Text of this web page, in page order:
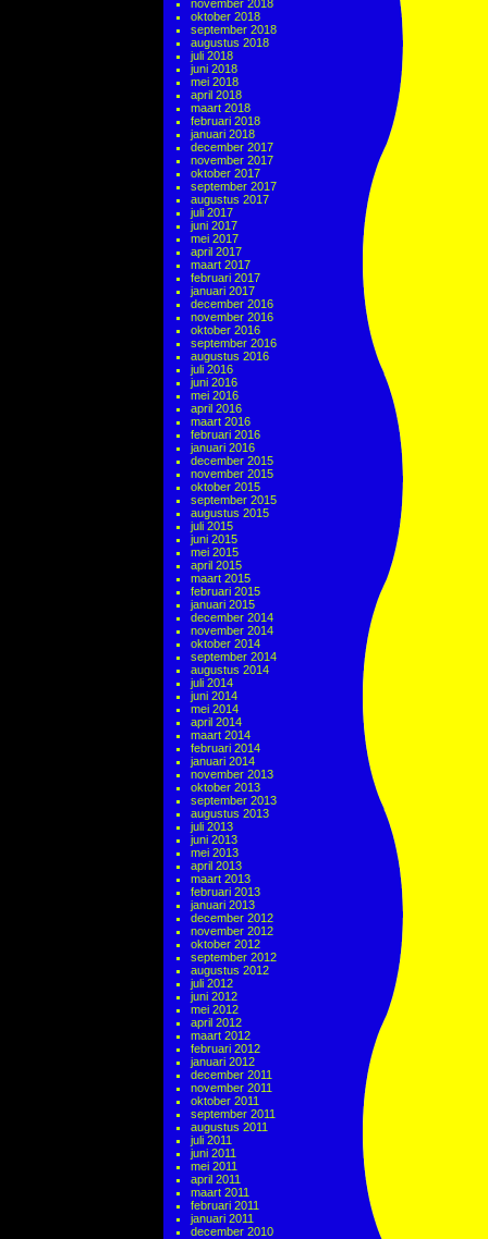
november 2018
oktober 2018
september 2018
augustus 2018
juli 2018
juni 2018
mei 2018
april 2018
maart 2018
februari 2018
januari 2018
december 2017
november 2017
oktober 2017
september 2017
augustus 2017
juli 2017
juni 2017
mei 2017
april 2017
maart 2017
februari 2017
januari 2017
december 2016
november 2016
oktober 2016
september 2016
augustus 2016
juli 2016
juni 2016
mei 2016
april 2016
maart 2016
februari 2016
januari 2016
december 2015
november 2015
oktober 2015
september 2015
augustus 2015
juli 2015
juni 2015
mei 2015
april 2015
maart 2015
februari 2015
januari 2015
december 2014
november 2014
oktober 2014
september 2014
augustus 2014
juli 2014
juni 2014
mei 2014
april 2014
maart 2014
februari 2014
januari 2014
november 2013
oktober 2013
september 2013
augustus 2013
juli 2013
juni 2013
mei 2013
april 2013
maart 2013
februari 2013
januari 2013
december 2012
november 2012
oktober 2012
september 2012
augustus 2012
juli 2012
juni 2012
mei 2012
april 2012
maart 2012
februari 2012
januari 2012
december 2011
november 2011
oktober 2011
september 2011
augustus 2011
juli 2011
juni 2011
mei 2011
april 2011
maart 2011
februari 2011
januari 2011
december 2010